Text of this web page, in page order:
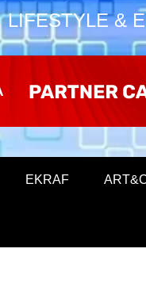
LIFESTYLE &
EKRAF